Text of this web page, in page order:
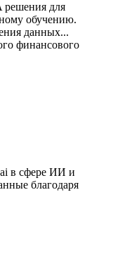
решения для
обучению.
данных...
финансового
в сфере ИИ и
благодаря